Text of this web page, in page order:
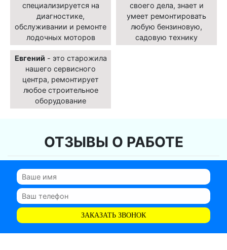
специализируется на
диагностике,
обслуживании и ремонте
лодочных моторов
своего дела, знает и
умеет ремонтировать
любую бензиновую,
садовую технику
Евгений - это старожила
нашего сервисного
центра, ремонтирует
любое строительное
оборудование
ОТЗЫВЫ О РАБОТЕ
ЗАКАЗАТЬ ЗВОНОК